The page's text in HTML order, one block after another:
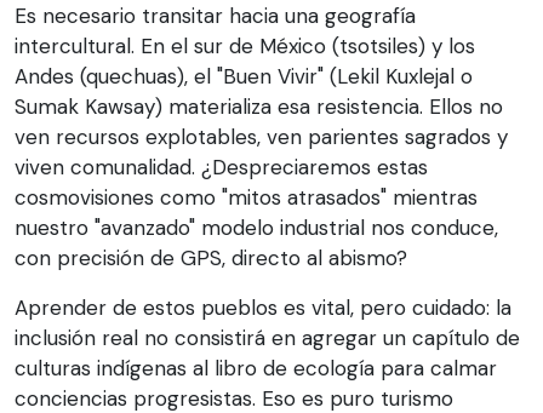
Es necesario transitar hacia una geografía
intercultural. En el sur de México (tsotsiles) y los
Andes (quechuas), el "Buen Vivir" (Lekil Kuxlejal o
Sumak Kawsay) materializa esa resistencia. Ellos no
ven recursos explotables, ven parientes sagrados y
viven comunalidad. ¿Despreciaremos estas
cosmovisiones como "mitos atrasados" mientras
nuestro "avanzado" modelo industrial nos conduce,
con precisión de GPS, directo al abismo?
Aprender de estos pueblos es vital, pero cuidado: la
inclusión real no consistirá en agregar un capítulo de
culturas indígenas al libro de ecología para calmar
conciencias progresistas. Eso es puro turismo